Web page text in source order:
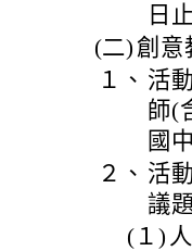
日
(二) 創意
１、 活
師(
國
２、 活
議
(１)